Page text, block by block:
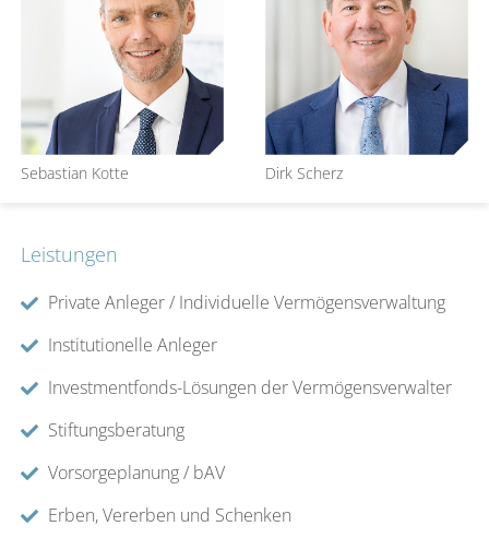
an sogenannten „Value Kriterien“ orientieren. Der Fonds
eignet sich als konservatives Investment sowohl für
Stiftungsvermögen als auch für Privatanleger. Sowohl im
Strategie I als auch im Stiftungsfonds wird bei der
Portfoliozusammenstellung auf die Diversifizierung über
Regionen und Sektoren geachtet, wobei Überzeugungen
des Managements durch eine höhere Gewichtung
Sebastian Kotte Dirk Scherz
Leistungen
Private Anleger / Individuelle Vermögensverwaltung
Institutionelle Anleger
Investmentfonds-Lösungen der Vermögensverwalter
Stiftungsberatung
Vorsorgeplanung / bAV
Erben, Vererben und Schenken